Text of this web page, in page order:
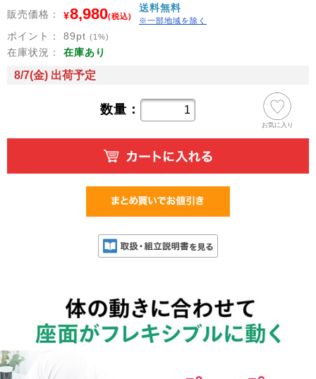
販売価格： ¥8,980(税込)
送料無料
※一部地域を除く
ポイント： 89pt (1%)
在庫状況： 在庫あり
8/7(金) 出荷予定
数量：
お気に入り